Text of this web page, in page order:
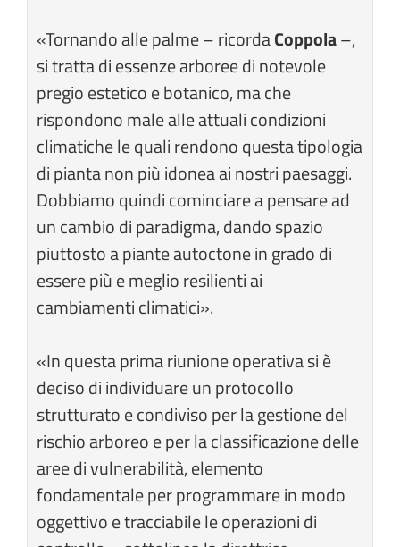
«Tornando alle palme – ricordaCoppola–,
si tratta di essenze arboree di notevole
pregio estetico e botanico, ma che
rispondono male alle attuali condizioni
climatiche le quali rendono questa tipologia
di pianta non più idonea ai nostri paesaggi.
Dobbiamo quindi cominciare a pensare ad
un cambio di paradigma, dando spazio
piuttosto a piante autoctone in grado di
essere più e meglio resilienti ai
cambiamenti climatici».
«In questa prima riunione operativa si è
deciso di individuare un protocollo
strutturato e condiviso per la gestione del
rischio arboreo e per la classificazione delle
aree di vulnerabilità, elemento
fondamentale per programmare in modo
oggettivo e tracciabile le operazioni di